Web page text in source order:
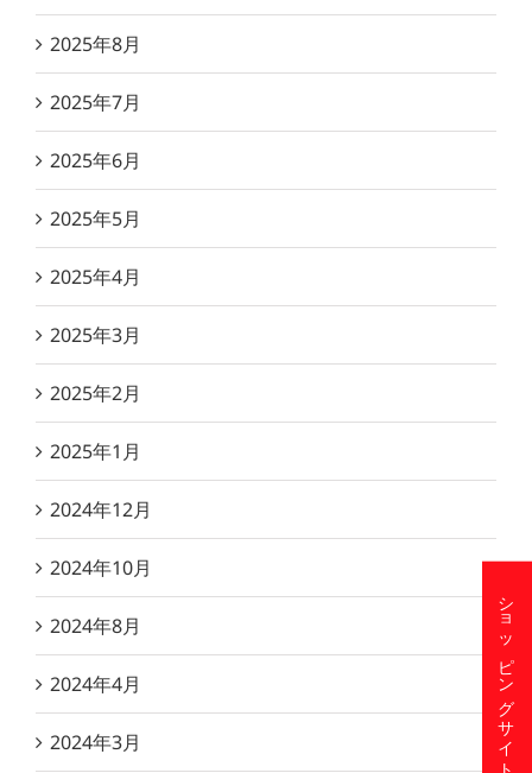
2025年8月
2025年7月
2025年6月
2025年5月
2025年4月
2025年3月
2025年2月
2025年1月
2024年12月
2024年10月
2024年8月
2024年4月
2024年3月 ショッピングサイト